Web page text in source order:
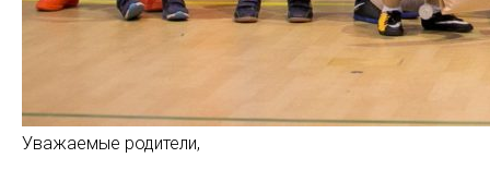
Уважаемые родители,